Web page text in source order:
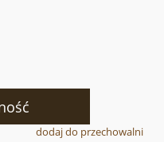
dodaj do przechowalni